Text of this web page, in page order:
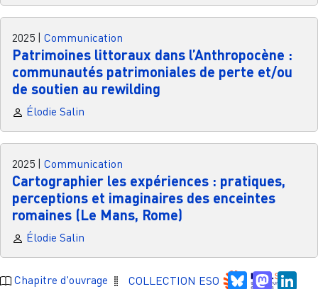
2025 Communication
Patrimoines littoraux dans l’Anthropocène :
communautés patrimoniales de perte et/ou
de soutien au rewilding
Élodie Salin
2025 Communication
Cartographier les expériences : pratiques,
perceptions et imaginaires des enceintes
romaines (Le Mans, Rome)
Élodie Salin
Chapitre d'ouvrage COLLECTION ESO Bluesky